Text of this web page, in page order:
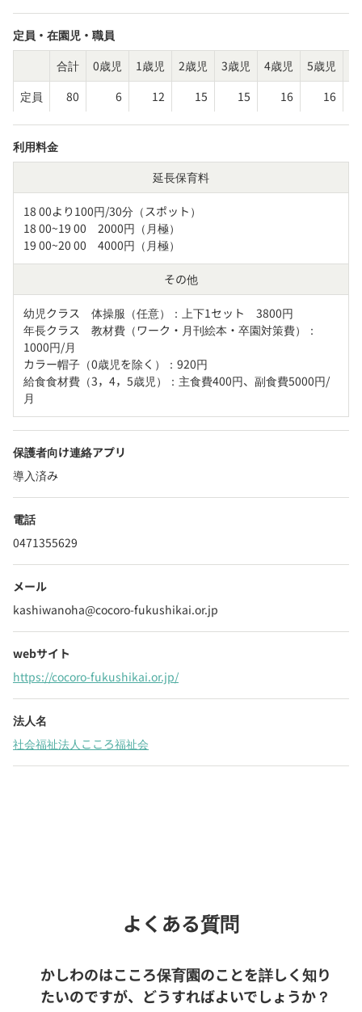
定員・在園児・職員
合計
0歳児 1歳児 2歳児 3歳児 4歳児 5歳児
定員
80 6 12 15 15 16 16
利用料金
延長保育料
18 00より100円/30分（スポット）
18 00~19 00　2000円（月極）
19 00~20 00　4000円（月極）
その他
幼児クラス　体操服（任意）：上下1セット　3800円
年長クラス　教材費（ワーク・月刊絵本・卒園対策費）：
1000円/月
カラー帽子（0歳児を除く）：920円
給食食材費（3，4，5歳児）：主食費400円、副食費5000円/
月
保護者向け連絡アプリ
導入済み
電話
0471355629
メール
kashiwanoha@cocoro-fukushikai.or.jp
webサイト
https://cocoro-fukushikai.or.jp/
法人名
社会福祉法人こころ福祉会
よくある質問
かしわのはこころ保育園のことを詳しく知り
たいのですが、どうすればよいでしょうか？